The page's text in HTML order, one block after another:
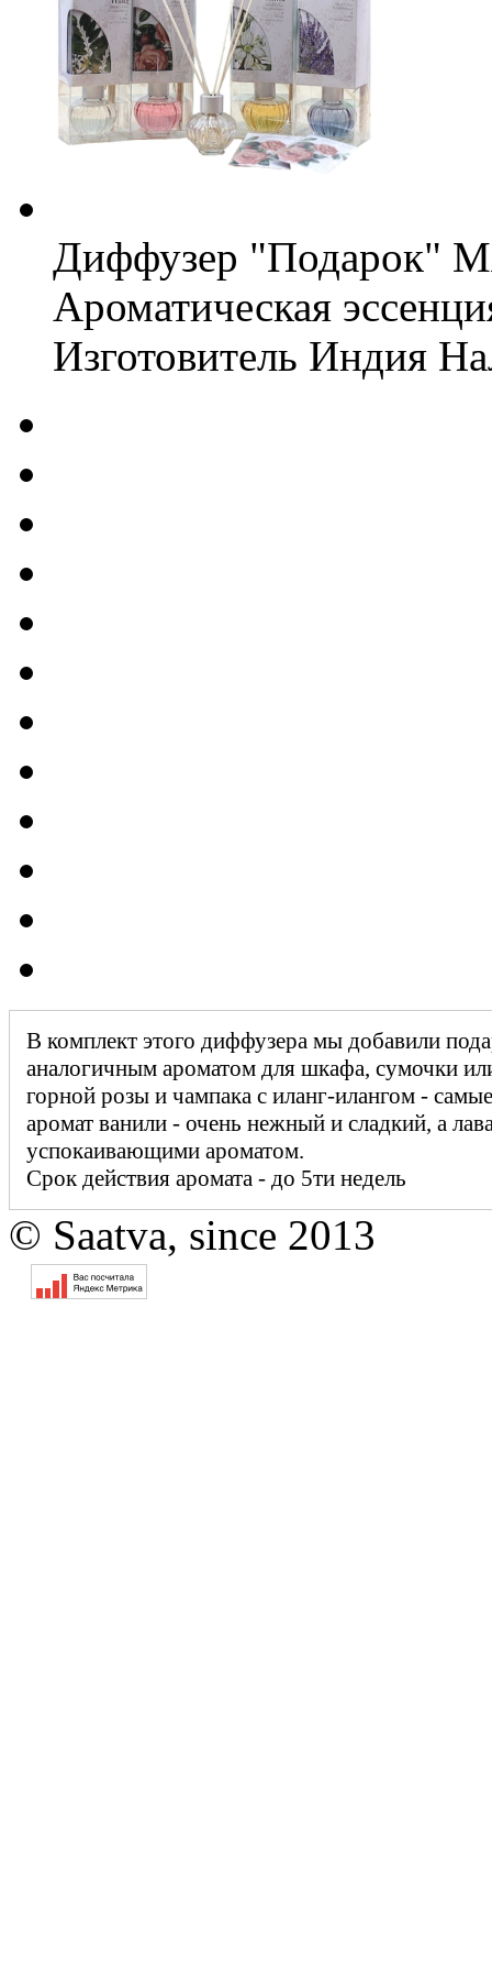
Диффузер "Подарок"
Ароматическая
Изготовитель Индия
В комплект этого диффузера мы добавили
аналогичным ароматом для шкафа, сумочки
горной розы и чампака с иланг-илангом -
аромат ванили - очень нежный и сладкий, а
успокаивающими ароматом.
Срок действия аромата - до 5ти недель
© Saatva, since 2013